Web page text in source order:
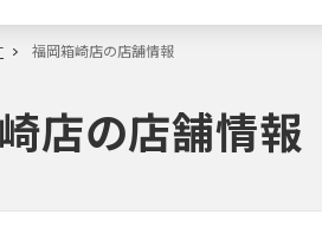
福岡箱崎店の店舗情報
店の店舗情報